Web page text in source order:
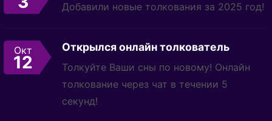
Добавили новые толкования за 2025 год!
Окт
12
Открылся онлайн толкователь
Толкуйте Ваши сны по новому! Онлайн
толкование через чат в течении 5
секунд!